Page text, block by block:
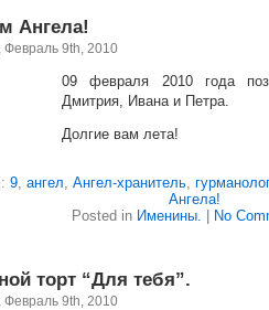
Ангела!
Февраль 9th, 2010
09 февраля 2010 года
Дмитрия, Ивана и Петра.
Долгие вам лета!
9, ангел, Ангел-хранитель,
Ангела!
Posted in Именины. No
торт “Для тебя”.
Февраль 9th, 2010